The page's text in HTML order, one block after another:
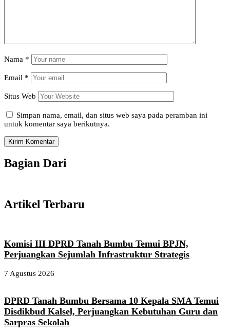
Nama *
Email *
Situs Web
Simpan nama, email, dan situs web saya pada peramban ini
untuk komentar saya berikutnya.
Bagian Dari
Artikel Terbaru
Komisi III DPRD Tanah Bumbu Temui BPJN,
Perjuangkan Sejumlah Infrastruktur Strategis
7 Agustus 2026
DPRD Tanah Bumbu Bersama 10 Kepala SMA Temui
Disdikbud Kalsel, Perjuangkan Kebutuhan Guru dan
Sarpras Sekolah